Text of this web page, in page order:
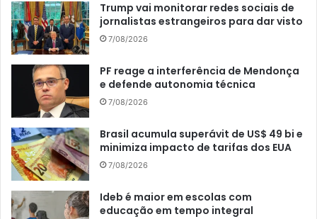
Trump vai monitorar redes sociais de
jornalistas estrangeiros para dar visto
7/08/2026
PF reage a interferência de Mendonça
e defende autonomia técnica
7/08/2026
Brasil acumula superávit de US$ 49 bi e
minimiza impacto de tarifas dos EUA
7/08/2026
Ideb é maior em escolas com
educação em tempo integral